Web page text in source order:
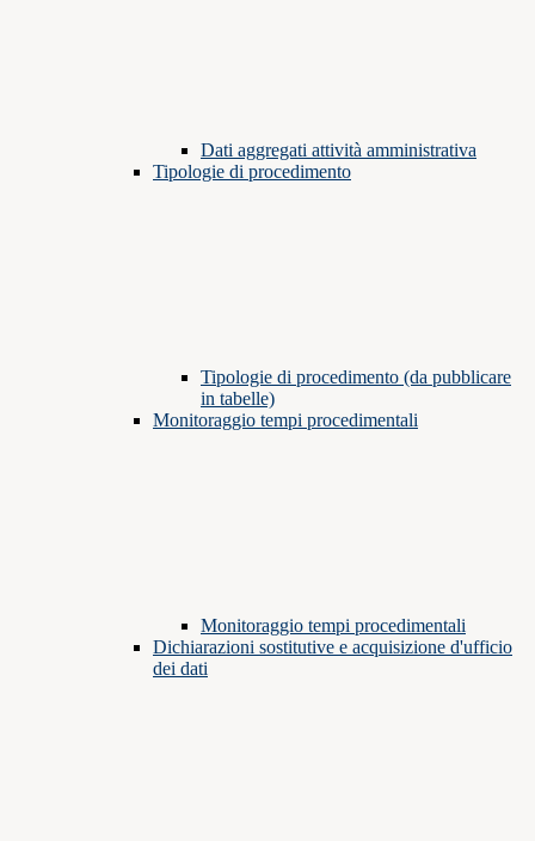
Dati aggregati attività amministrativa
Tipologie di procedimento
Tipologie di procedimento (da pubblicare
in tabelle)
Monitoraggio tempi procedimentali
Monitoraggio tempi procedimentali
Dichiarazioni sostitutive e acquisizione d'ufficio
dei dati